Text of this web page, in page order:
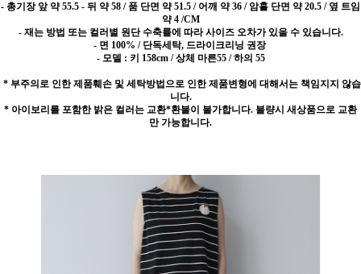
- 총기장 앞 약 55.5 - 뒤 약 58 / 품 단면 약 51.5 / 어깨 약 36 / 암홀 단면 약 20.5 / 옆 트임
약 4 /CM
- 재는 방법 또는 컬러별 원단 수축률에 따라 사이즈 오차가 있을 수 있습니다.
- 면 100% / 단독세탁, 드라이크리닝 권장
- 모델 : 키 158cm / 상체 마른55 / 하의 55
* 부주의로 인한 제품훼손 및 세탁방법으로 인한 제품변형에 대해서는 책임지지 않습
니다.
* 아이보리를 포함한 밝은 컬러는 교환*환불이 불가합니다. 불량시 새상품으로 교환
만 가능합니다.